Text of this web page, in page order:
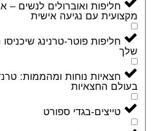
חליפות ואוברולים לנשים – אופנה
עם נגיעה אישית
חליפות פוטר-טרנינג שיכניסו נוחות
חצאיות נוחות ומהממות: טרנדים
החצאיות
טייצים-בגדי ספורט